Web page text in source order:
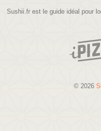
Sushii.fr est le guide idéal pour
© 2026